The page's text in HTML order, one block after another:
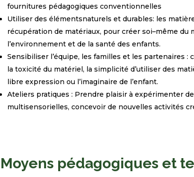
fournitures pédagogiques conventionnelles
Utiliser desélémentsnaturels et durables: les
récupération de matériaux, pour créer soi–même du
l’environnement et de la santé des enfants.
Sensibiliser l’équipe, les familles et les partenaires:
la toxicité du matériel, la simplicité d’utiliser des
libre expression ou l’imaginaire de l’enfant.
Ateliers pratiques : Prendre plaisir à expérimenter
multisensorielles, concevoir de nouvelles activités
Moyens pédagogiques et